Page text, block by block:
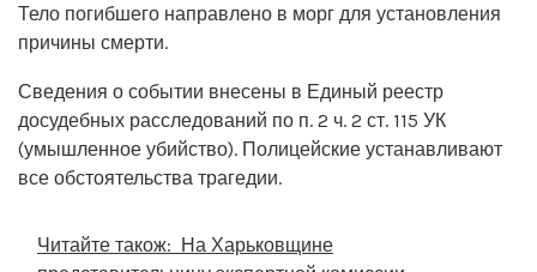
Тело погибшего направлено в морг для установления
причины смерти.
Сведения о событии внесены в Единый реестр
досудебных расследований по п. 2 ч. 2 ст. 115 УК
(умышленное убийство). Полицейские устанавливают
все обстоятельства трагедии.
Читайте також: На Харьковщине